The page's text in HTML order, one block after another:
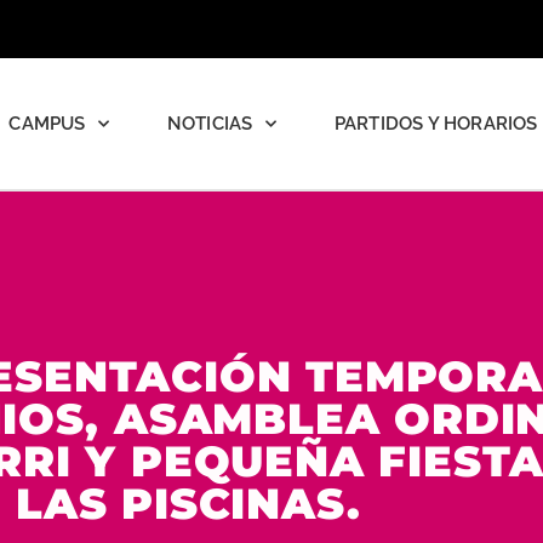
CAMPUS NOTICIAS PARTIDOS Y HORARIOS
ASAMBLEA
Y PEQUEÑA
LAS PISCINAS.